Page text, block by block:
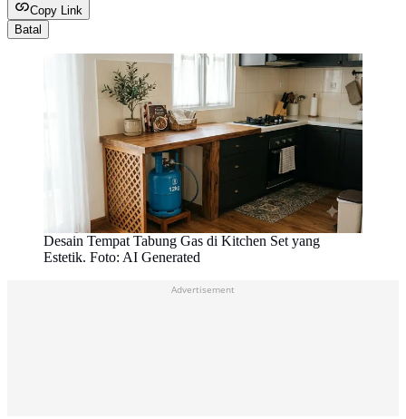
Copy Link
Batal
Desain Tempat Tabung Gas di Kitchen Set yang
Estetik. Foto: AI Generated